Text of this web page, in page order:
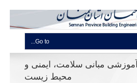
Go to...
مبانی سلامت، ایمنی و
محیط زیست